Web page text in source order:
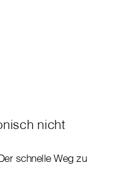
nicht
schnelle Weg zu